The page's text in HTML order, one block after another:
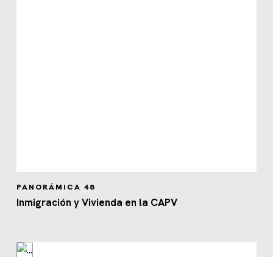
PANORÁMICA 48
Inmigración y Vivienda en la CAPV